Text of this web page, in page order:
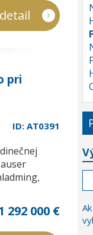
pri
ID: AT0391
292 000 €